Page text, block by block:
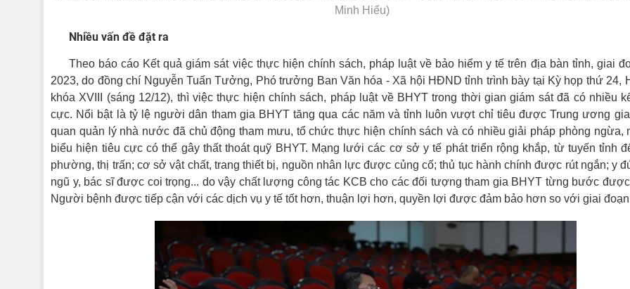
Minh Hiếu)
Nhiều vấn đề đặt ra
Theo báo cáo Kết quả giám sát việc thực hiện chính sách, pháp luật về bảo hiểm y tế trên địa bàn tỉnh, giai
2023, do đồng chí Nguyễn Tuấn Tưởng, Phó trưởng Ban Văn hóa - Xã hội HĐND tỉnh trình bày tại Kỳ họp thứ 24,
khóa XVIII (sáng 12/12), thì việc thực hiện chính sách, pháp luật về BHYT trong thời gian giám sát đã có nhiều
cực. Nổi bật là tỷ lệ người dân tham gia BHYT tăng qua các năm và tỉnh luôn vượt chỉ tiêu được Trung ương
quan quản lý nhà nước đã chủ động tham mưu, tổ chức thực hiện chính sách và có nhiều giải pháp phòng ngừa,
biểu hiện tiêu cực có thể gây thất thoát quỹ BHYT. Mạng lưới các cơ sở y tế phát triển rộng khắp, từ tuyến tỉnh
phường, thị trấn; cơ sở vật chất, trang thiết bị, nguồn nhân lực được củng cố; thủ tục hành chính được rút ngắn; y
ngũ y, bác sĩ được coi trọng... do vậy chất lượng công tác KCB cho các đối tượng tham gia BHYT từng bước
Người bệnh được tiếp cận với các dịch vụ y tế tốt hơn, thuận lợi hơn, quyền lợi được đảm bảo hơn so với giai